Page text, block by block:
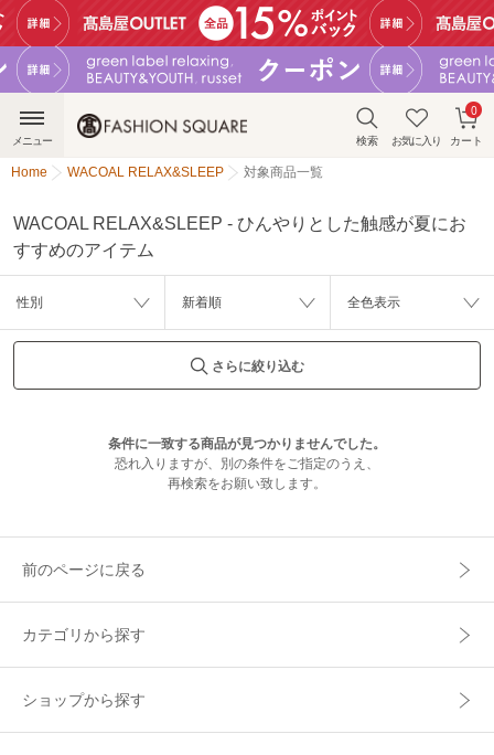
検索 お気に入り カート
0
メニュー
Home WACOAL RELAX&SLEEP 対象商品一覧
WACOAL RELAX&SLEEP - ひんやりとした触感が夏にお
すすめのアイテム
性別 新着順 全色表示
さらに絞り込む
条件に一致する商品が見つかりませんでした。
恐れ入りますが、別の条件をご指定のうえ、
再検索をお願い致します。
前のページに戻る
カテゴリから探す
ショップから探す